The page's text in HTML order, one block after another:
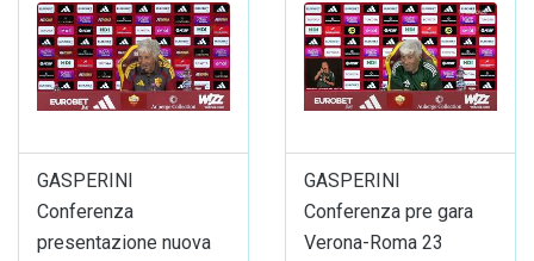
GASPERINI
Conferenza
presentazione nuova
GASPERINI
Conferenza pre gara
Verona-Roma 23